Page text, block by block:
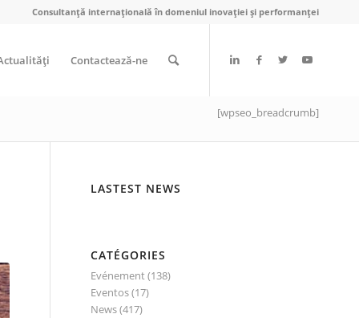
Consultanță internațională în domeniul inovației și performanței
Contactează-ne
[wpseo_breadcrumb]
LASTEST NEWS
CATÉGORIES
Evénement(138)
Eventos(17)
News(417)